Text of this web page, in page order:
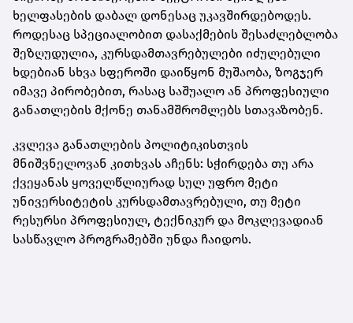
ხელფასების დაბალ დონესაც უკავშირდებოდეს.
როდესაც სპეციალობით დასაქმების შესაძლებლობა
შეზღუდულია, კურსდამთავრებულები იძულებული
ხდებიან სხვა სფეროში დაიწყონ მუშაობა, ზოგჯერ
იმავე პირობებით, რასაც საშუალო ან პროფესიული
განათლების მქონე თანამშრომლებს სთავაზობენ.
კვლევა განათლების პოლიტიკისთვის
მნიშვნელოვან კითხვას აჩენს: სჭირდება თუ არა
ქვეყანას ყოველწლიურად სულ უფრო მეტი
უნივერსიტეტის კურსდამთავრებული, თუ მეტი
რესურსი პროფესიულ, ტექნიკურ და მოკლევადიან
სასწავლო პროგრამებში უნდა ჩაიდოს.